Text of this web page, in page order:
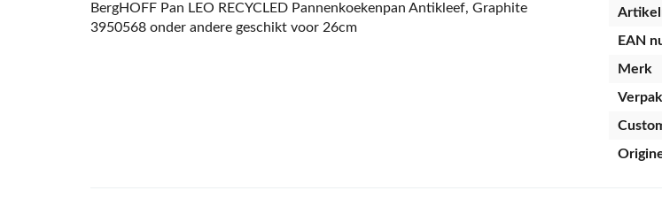
BergHOFF Pan LEO RECYCLED Pannenkoekenpan Antikleef, Graphite
3950568 onder andere geschikt voor 26cm
EAN
Merk